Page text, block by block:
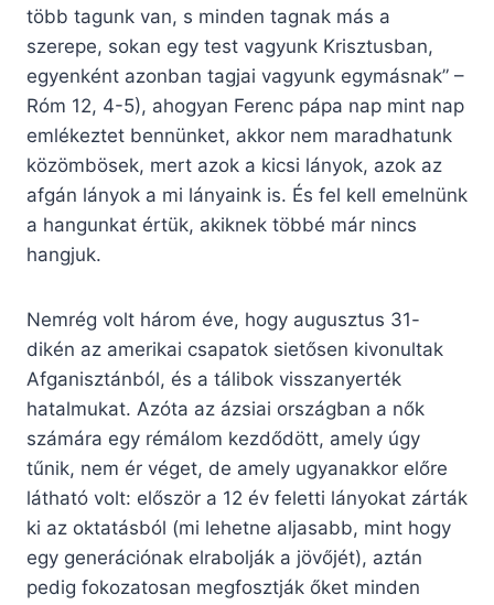
több tagunk van, s minden tagnak más a
szerepe, sokan egy test vagyunk Krisztusban,
egyenként azonban tagjai vagyunk egymásnak” –
Róm 12, 4-5), ahogyan Ferenc pápa nap mint nap
emlékeztet bennünket, akkor nem maradhatunk
közömbösek, mert azok a kicsi lányok, azok az
afgán lányok a mi lányaink is. És fel kell emelnünk
a hangunkat értük, akiknek többé már nincs
hangjuk.
Nemrég volt három éve, hogy augusztus 31-
dikén az amerikai csapatok sietősen kivonultak
Afganisztánból, és a tálibok visszanyerték
hatalmukat. Azóta az ázsiai országban a nők
számára egy rémálom kezdődött, amely úgy
tűnik, nem ér véget, de amely ugyanakkor előre
látható volt: először a 12 év feletti lányokat zárták
ki az oktatásból (mi lehetne aljasabb, mint hogy
egy generációnak elrabolják a jövőjét), aztán
pedig fokozatosan megfosztják őket minden